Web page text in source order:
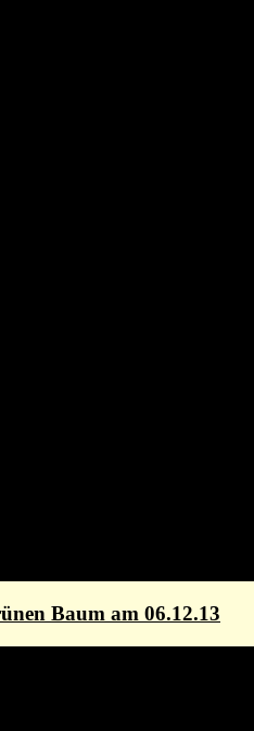
Baum am 06.12.13